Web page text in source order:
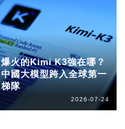
爆火的Kimi K3強在哪？
中國大模型跨入全球第一
梯隊
2026-07-24